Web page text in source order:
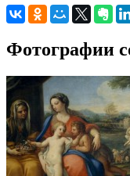
Фотографии